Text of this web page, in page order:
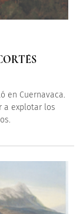
en Cuernavaca.
a explotar los